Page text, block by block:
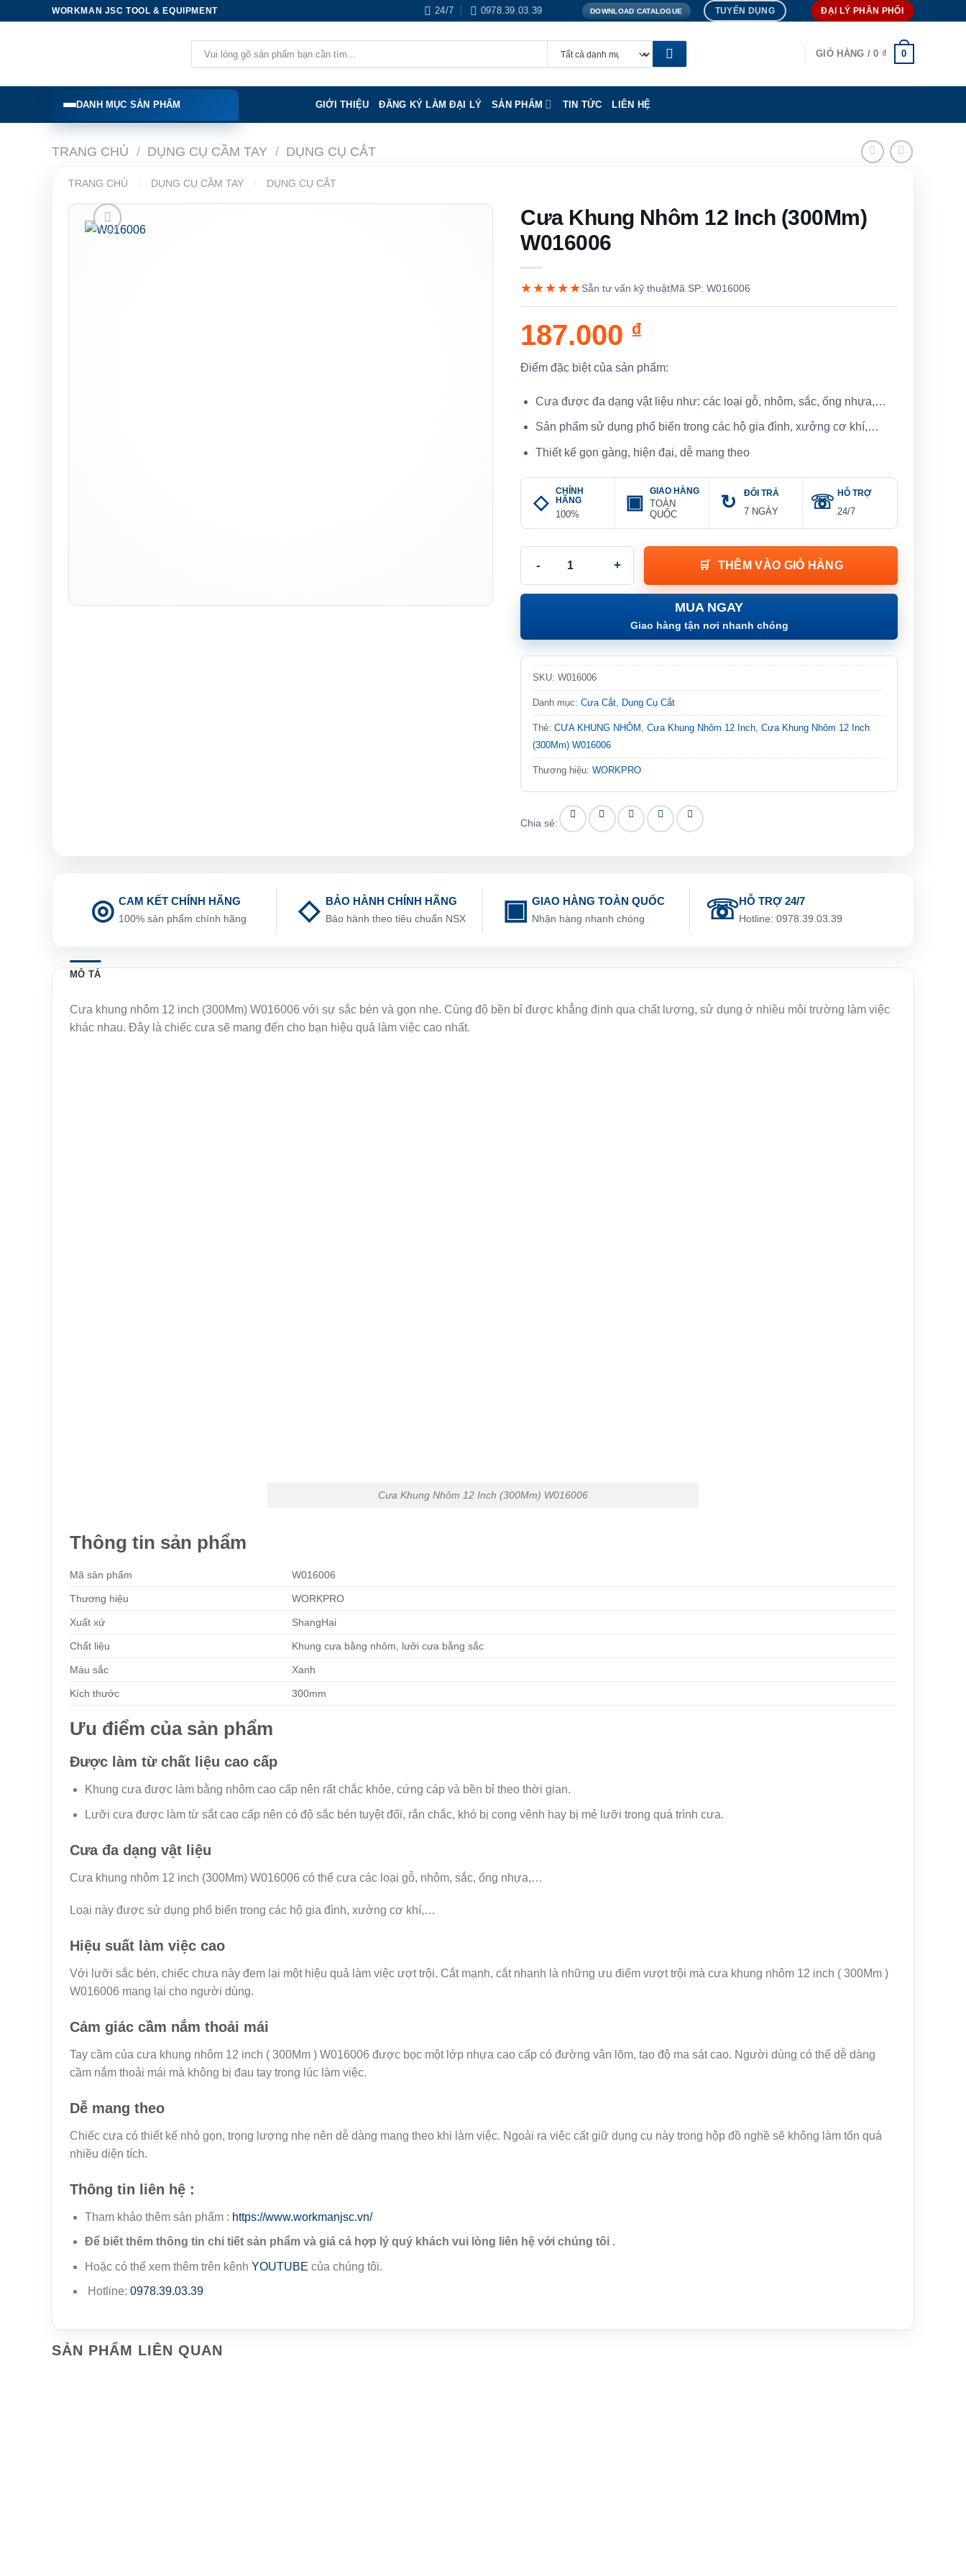
WORKMAN JSC TOOL & EQUIPMENT 24/7 0978.39.03.39 DOWNLOAD CATALOGUE TUYỂN DỤNG ĐẠI LÝ PHÂN PHỐI
kiếm:
GIỎ HÀNG /0 ₫ 0
DANH MỤC SẢN PHẨM GIỚI THIỆU ĐĂNG KÝ LÀM ĐẠI LÝ SẢN PHẨM TIN TỨC LIÊN HỆ
TRANG CHỦ / DỤNG CỤ CẦM TAY / DỤNG CỤ CẮT
TRANG CHỦ DỤNG CỤ CẦM TAY DỤNG CỤ CẮT
Cưa Khung Nhôm 12 Inch (300Mm)
W016006
★★★★★Sẵn tư vấn kỹ thuậtMã SP: W016006
187.000 ₫
Điểm đặc biệt của sản phẩm:
Cưa được đa dạng vật liệu như: các loại gỗ, nhôm, sắc, ống nhựa,…
Sản phẩm sử dụng phổ biến trong các hộ gia đình, xưởng cơ khí,…
Thiết kế gọn gàng, hiện đại, dễ mang theo
CHÍNH
HÃNG
100%
GIAO HÀNG
TOÀN
QUỐC
ĐỔI TRẢ
7 NGÀY
HỖ TRỢ
24/7
THÊM VÀO GIỎ HÀNG
MUA NGAY
Giao hàng tận nơi nhanh chóng
SKU:W016006
Danh mục:Cưa Cắt Dụng Cụ Cắt
Thẻ:CƯA KHUNG NHÔM ,Cưa Khung Nhôm 12 Inch ,Cưa Khung Nhôm 12 Inch
(300Mm) W016006
Thương hiệu:WORKPRO
Chia sẻ:
CAM KẾT CHÍNH HÃNG
100% sản phẩm chính hãng
BẢO HÀNH CHÍNH HÃNG
Bảo hành theo tiêu chuẩn NSX
GIAO HÀNG TOÀN QUỐC
Nhận hàng nhanh chóng
HỖ TRỢ 24/7
Hotline: 0978.39.03.39
MÔ TẢ
Cưa khung nhôm 12 inch (300Mm) W016006 với sự sắc bén và gọn nhẹ. Cùng độ bền bỉ được khẳng định qua chất lượng, sử dụng ở nhiều môi trường làm việc
khác nhau. Đây là chiếc cưa sẽ mang đến cho bạn hiệu quả làm việc cao nhất.
Cưa Khung Nhôm 12 Inch (300Mm) W016006
Thông tin sản phẩm
Mã sản phẩm W016006
Thương hiệu WORKPRO
Xuất xứ ShangHai
Chất liệu Khung cưa bằng nhôm, lưỡi cưa bằng sắc
Màu sắc Xanh
Kích thước 300mm
Ưu điểm của sản phẩm
Được làm từ chất liệu cao cấp
Khung cưa được làm bằng nhôm cao cấp nên rất chắc khỏe, cứng cáp và bền bỉ theo thời gian.
Lưỡi cưa được làm từ sắt cao cấp nên có độ sắc bén tuyệt đối, rắn chắc, khó bị cong vênh hay bị mẻ lưỡi trong quá trình cưa.
Cưa đa dạng vật liệu
Cưa khung nhôm 12 inch (300Mm) W016006 có thể cưa các loại gỗ, nhôm, sắc, ống nhựa,…
Loại này được sử dụng phổ biến trong các hộ gia đình, xưởng cơ khí,…
Hiệu suất làm việc cao
Với lưỡi sắc bén, chiếc chưa này đem lại một hiệu quả làm việc ượt trội. Cắt mạnh, cắt nhanh là những ưu điểm vượt trội mà cưa khung nhôm 12 inch ( 300Mm )
W016006 mang lại cho người dùng.
Cảm giác cầm nắm thoải mái
Tay cầm của cưa khung nhôm 12 inch ( 300Mm ) W016006 được bọc một lớp nhựa cao cấp có đường vân lõm, tạo độ ma sát cao. Người dùng có thể dễ dàng
cầm nắm thoải mái mà không bị đau tay trong lúc làm việc.
Dễ mang theo
Chiếc cưa có thiết kế nhỏ gọn, trọng lượng nhẹ nên dễ dàng mang theo khi làm việc. Ngoài ra việc cất giữ dụng cụ này trong hộp đồ nghề sẽ không làm tốn quá
nhiều diện tích.
Thông tin liên hệ :
Tham khảo thêm sản phẩm : https://www.workmanjsc.vn/
Để biết thêm thông tin chi tiết sản phẩm và giá cả hợp lý quý khách vui lòng liên hệ với chúng tôi .
Hoặc có thể xem thêm trên kênh YOUTUBE của chúng tôi.
Hotline: 0978.39.03.39
SẢN PHẨM LIÊN QUAN